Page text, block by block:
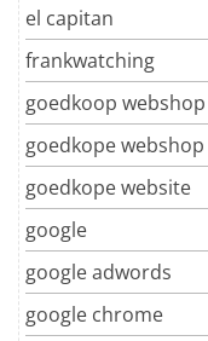
el capitan
frankwatching
goedkoop
goedkope
goedkope website
google
google adwords
google chrome